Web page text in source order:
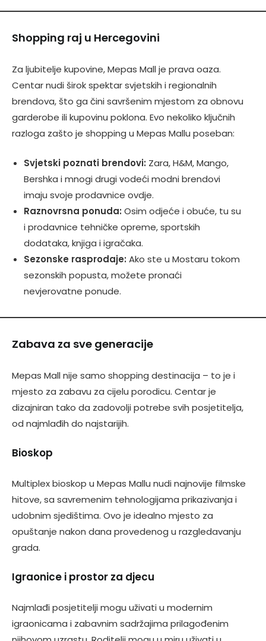
Shopping raj u Hercegovini
Za ljubitelje kupovine, Mepas Mall je prava oaza.
Centar nudi širok spektar svjetskih i regionalnih
brendova, što ga čini savršenim mjestom za obnovu
garderobe ili kupovinu poklona. Evo nekoliko ključnih
razloga zašto je shopping u Mepas Mallu poseban:
Svjetski poznati brendovi: Zara, H&M, Mango,
Bershka i mnogi drugi vodeći modni brendovi
imaju svoje prodavnice ovdje.
Raznovrsna ponuda: Osim odjeće i obuće, tu su
i prodavnice tehničke opreme, sportskih
dodataka, knjiga i igračaka.
Sezonske rasprodaje: Ako ste u Mostaru tokom
sezonskih popusta, možete pronaći
nevjerovatne ponude.
Zabava za sve generacije
Mepas Mall nije samo shopping destinacija – to je i
mjesto za zabavu za cijelu porodicu. Centar je
dizajniran tako da zadovolji potrebe svih posjetitelja,
od najmlađih do najstarijih.
Bioskop
Multiplex bioskop u Mepas Mallu nudi najnovije filmske
hitove, sa savremenim tehnologijama prikazivanja i
udobnim sjedištima. Ovo je idealno mjesto za
opuštanje nakon dana provedenog u razgledavanju
grada.
Igraonice i prostor za djecu
Najmlađi posjetitelji mogu uživati u modernim
igraonicama i zabavnim sadržajima prilagođenim